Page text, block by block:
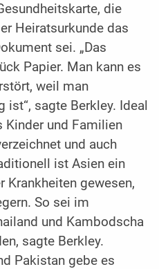
die
Heiratsurkunde das
sei. „Das
Papier. Man kann es
weil man
sagte Berkley. Ideal
Kinder und Familien
und auch
ist Asien ein
Krankheiten gewesen,
So sei im
und Kambodscha
sagte Berkley.
Pakistan gebe es